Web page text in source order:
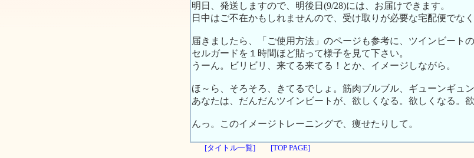
明日、発送しますので、明後日(9/28)には、お届けできます。
日中はご不在かもしれませんので、受け取りが必要な宅配便でな
届きましたら、「ご使用方法」のページも参考に、ツインビート
セルガードを１時間ほど貼って様子を見て下さい。
うーん。ビリビリ、来てる来てる！とか、イメージしながら。
ほ～ら、そろそろ、きてるでしょ。筋肉ブルブル、ギューンギュン
あなたは、だんだんツインビートが、欲しくなる。欲しくなる。欲
んっ。このイメージトレーニングで、痩せたりして。
[タイトル一覧] [TOP PAGE]